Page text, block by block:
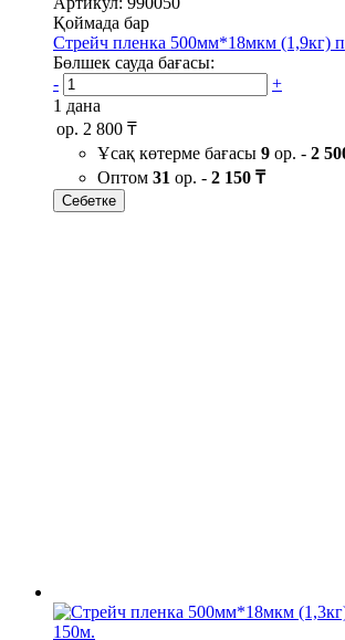
Қоймада бар
Стрейч пленка 500мм*18мкм (1,9кг)
Бөлшек сауда бағасы:
-
+
1 дана
ор. 2 800 ₸
Ұсақ көтерме бағасы 9 ор. - 2
Оптом 31 ор. - 2 150 ₸
Себетке